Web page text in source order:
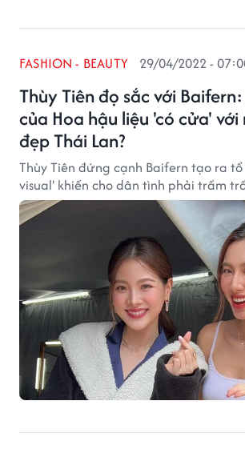
Thùy Tiên đọ sắc với
của Hoa hậu liệu 'có cửa'
đẹp Thái Lan?
FASHION - BEAUTY 29/04/2022 -
Thùy Tiên đứng cạnh Baifern tạo ra
visual' khiến cho dân tình phải trầm